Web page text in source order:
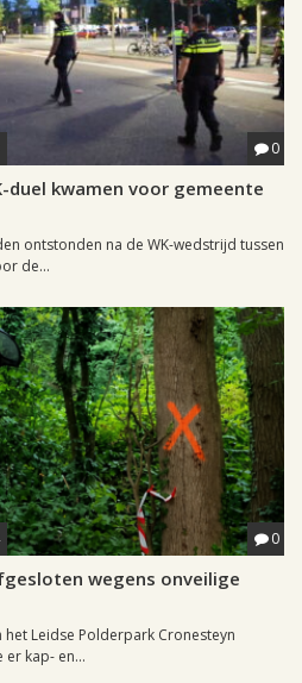
0
duel kwamen voor gemeente
ontstonden na de WK-wedstrijd tussen
de...
0
wegens onveilige
Leidse Polderpark Cronesteyn
kap- en...